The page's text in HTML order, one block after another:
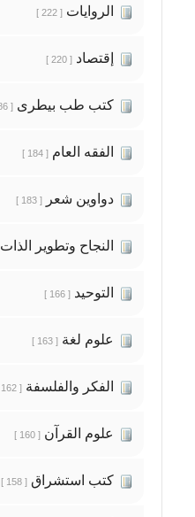
الروايات [ 222 ]
إقتصاد [ 220 ]
كتب طب بيطرى [ 186 ]
الفقه العام [ 184 ]
دواوين شعر [ 183 ]
النجاح وتطوير الذات
التوحيد [ 166 ]
علوم لغة [ 163 ]
الفكر والفلسفة [ 162 ]
علوم القرآن [ 160 ]
كتب استشراق [ 158 ]